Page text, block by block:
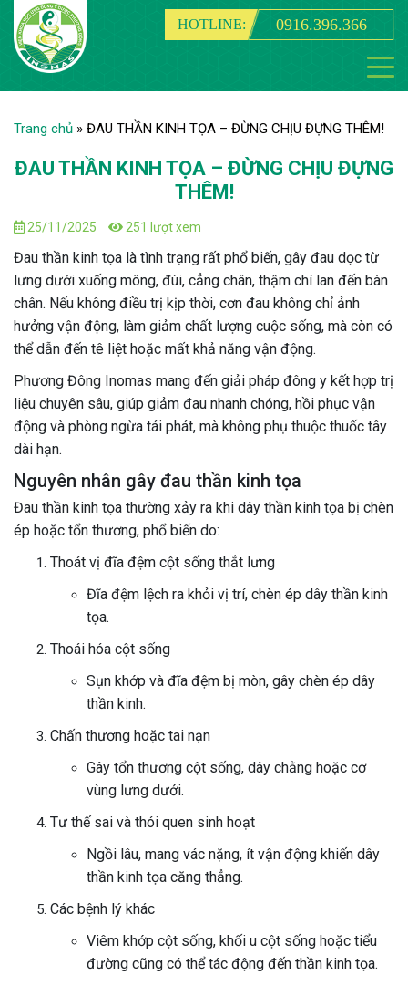
HOTLINE: 0916.396.366
Trang chủ » ĐAU THẦN KINH TỌA – ĐỪNG CHỊU ĐỰNG THÊM!
ĐAU THẦN KINH TỌA – ĐỪNG CHỊU ĐỰNG
THÊM!
25/11/2025 251 lượt xem
Đau thần kinh tọa là tình trạng rất phổ biến, gây đau dọc từ
lưng dưới xuống mông, đùi, cẳng chân, thậm chí lan đến bàn
chân. Nếu không điều trị kịp thời, cơn đau không chỉ ảnh
hưởng vận động, làm giảm chất lượng cuộc sống, mà còn có
thể dẫn đến tê liệt hoặc mất khả năng vận động.
Phương Đông Inomas mang đến giải pháp đông y kết hợp trị
liệu chuyên sâu, giúp giảm đau nhanh chóng, hồi phục vận
động và phòng ngừa tái phát, mà không phụ thuộc thuốc tây
dài hạn.
Nguyên nhân gây đau thần kinh tọa
Đau thần kinh tọa thường xảy ra khi dây thần kinh tọa bị chèn
ép hoặc tổn thương, phổ biến do:
Thoát vị đĩa đệm cột sống thắt lưng
Đĩa đệm lệch ra khỏi vị trí, chèn ép dây thần kinh
tọa.
Thoái hóa cột sống
Sụn khớp và đĩa đệm bị mòn, gây chèn ép dây
thần kinh.
Chấn thương hoặc tai nạn
Gây tổn thương cột sống, dây chằng hoặc cơ
vùng lưng dưới.
Tư thế sai và thói quen sinh hoạt
Ngồi lâu, mang vác nặng, ít vận động khiến dây
thần kinh tọa căng thẳng.
Các bệnh lý khác
Viêm khớp cột sống, khối u cột sống hoặc tiểu
đường cũng có thể tác động đến thần kinh tọa.